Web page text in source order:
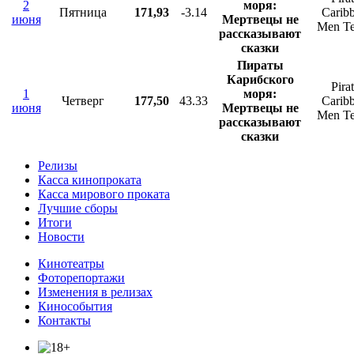
2
июня
Пятница 171,93 -3.14
моря:
Мертвецы не
рассказывают
сказки
Men
1
июня
Четверг 177,50 43.33
Пираты
Карибского
моря:
Мертвецы не
рассказывают
сказки
Men
Релизы
Касса кинопроката
Касса мирового проката
Лучшие сборы
Итоги
Новости
Кинотеатры
Фоторепортажи
Изменения в релизах
Кинособытия
Контакты